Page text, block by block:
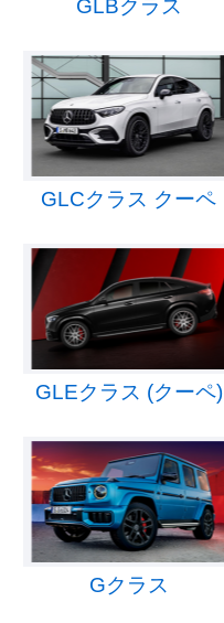
GLBクラス
GLCクラス クーペ
GLEクラス (クーペ)
Gクラス